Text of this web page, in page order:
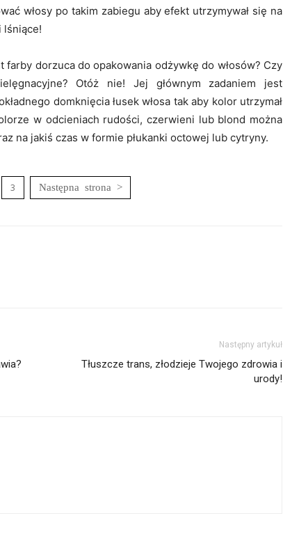
włosy po takim zabiegu aby efekt utrzymywał się na
lśniące!
farby dorzuca do opakowania odżywkę do włosów? Czy
Otóż nie! Jej głównym zadaniem jest
domknięcia łusek włosa tak aby kolor utrzymał
w odcieniach rudości, czerwieni lub blond można
na jakiś czas w formie płukanki octowej lub cytryny.
3
Następny artykuł
Tłuszcze trans, złodzieje Twojego zdrowia i
urody!